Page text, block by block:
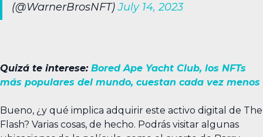
(@WarnerBrosNFT)July 14, 2023
Quizá te interese: Bored Ape Yacht Club, los NFTs
más populares del mundo, cuestan cada vez menos
Bueno, ¿y qué implica adquirir este activo digital de The
Flash? Varias cosas, de hecho. Podrás visitar algunas